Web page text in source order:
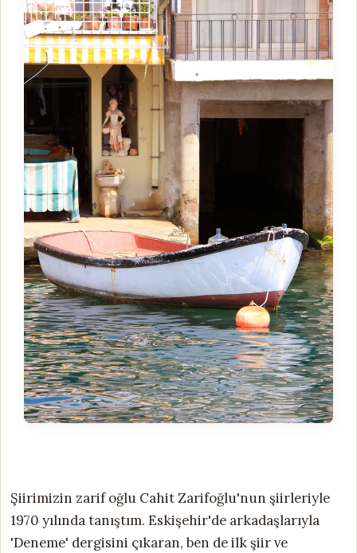
Şiirimizin zarif oğlu Cahit Zarifoğlu'nun şiirleriyle
1970 yılında tanıştım. Eskişehir'de arkadaşlarıyla
'Deneme' dergisini çıkaran, ben de ilk şiir ve